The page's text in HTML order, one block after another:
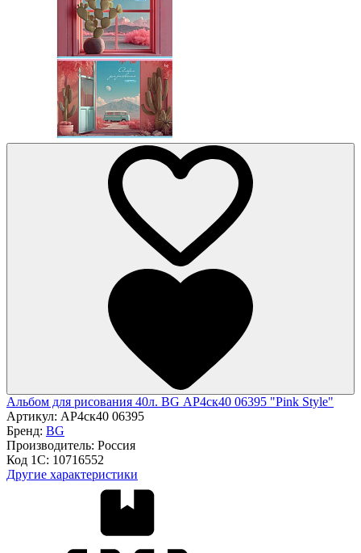
Альбом для рисования 40л. BG АР4ск40 06395 "Pink Style"
Артикул: АР4ск40 06395
Бренд: BG
Производитель: Россия
Код 1С: 10716552
Другие характеристики